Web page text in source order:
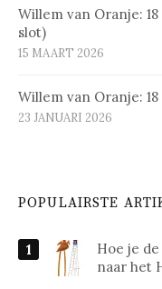
Willem van Oranje:
slot)
15 MAART 2026
Willem van Oranje:
23 JANUARI 2026
POPULAIRSTE
Hoe je
naar het